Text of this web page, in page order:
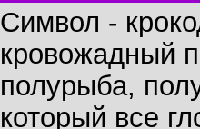
Символ -
кровожадный
полурыба,
который все